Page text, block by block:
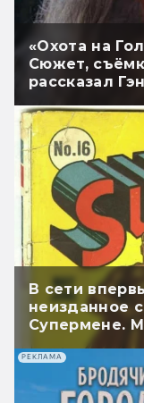
«Охота на
Сюжет,
рассказал
В сети
неизданное
Супермене.
РЕКЛАМА